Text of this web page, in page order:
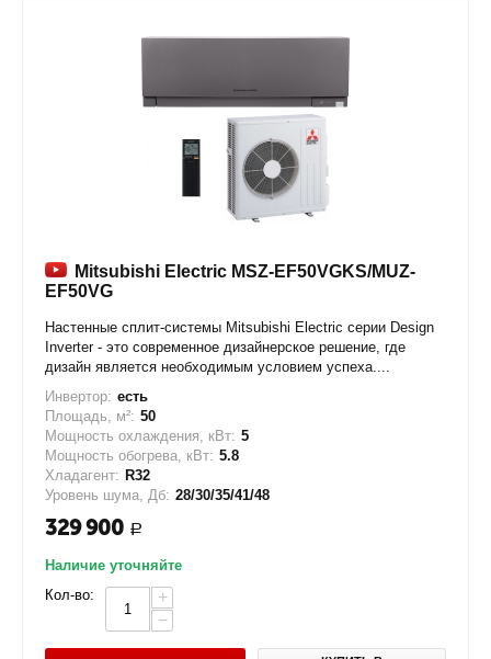
Mitsubishi Electric MSZ-EF50VGKS/MUZ-
EF50VG
Настенные сплит-системы Mitsubishi Electric серии Design
Inverter - это современное дизайнерское решение, где
дизайн является необходимым условием успеха....
Инвертор: есть
Площадь, м²: 50
Мощность охлаждения, кВт: 5
Мощность обогрева, кВт: 5.8
Хладагент: R32
Уровень шума, Дб: 28/30/35/41/48
329 900 Р
Наличие уточняйте
Кол-во:
+
−